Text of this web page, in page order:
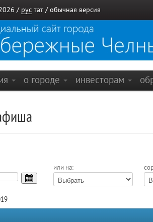
/ рус тат / обычная версия
о городе инвесторам
или на: